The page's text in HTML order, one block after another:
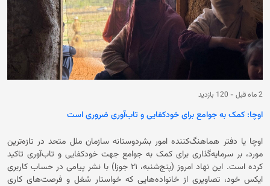
2 ماه قبل - 120 بازدید
اوچا: کمک به جوامع برای خودکفایی و تاب‌آوری ضروری است
اوچا یا دفتر هماهنگ‌کننده امور بشردوستانه سازمان ملل متحد در تازه‌ترین
مورد، بر سرمایه‌گذاری برای کمک به جوامع جهت خودکفایی و تاب‌آوری تاکید
کرده است. این نهاد امروز (پنج‌شنبه، ۲۱ جوزا) با نشر پیامی در حساب کاربری
ایکس خود، تصاویری از خانواده‌هایی که خواستار شغل و فرصت‌های کاری